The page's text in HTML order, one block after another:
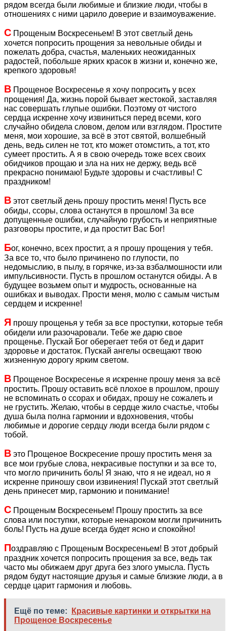
рядом всегда были любимые и близкие люди, чтобы в
отношениях с ними царило доверие и взаимоуважение.
С Прощеным Воскресеньем! В этот светлый день
хочется попросить прощения за невольные обиды и
пожелать добра, счастья, маленьких неожиданных
радостей, побольше ярких красок в жизни и, конечно же,
крепкого здоровья!
В Прощеное Воскресенье я хочу попросить у всех
прощения! Да, жизнь порой бывает жестокой, заставляя
нас совершать глупые ошибки. Поэтому от чистого
сердца искренне хочу извиниться перед всеми, кого
случайно обидела словом, делом или взглядом. Простите
меня, мои хорошие, за всё в этот святой, волшебный
день, ведь силен не тот, кто может отомстить, а тот, кто
сумеет простить. А я в свою очередь тоже всех своих
обидчиков прощаю и зла на них не держу, ведь всё
прекрасно понимаю! Будьте здоровы и счастливы! С
праздником!
В этот светлый день прошу простить меня! Пусть все
обиды, ссоры, слова останутся в прошлом! За все
допущенные ошибки, случайную грубость и неприятные
разговоры простите, и да простит Вас Бог!
Бог, конечно, всех простит, а я прошу прощения у тебя.
За все то, что было причинено по глупости, по
недомыслию, в пылу, в горячке, из-за взбалмошности или
импульсивности. Пусть в прошлом останутся обиды. А в
будущее возьмем опыт и мудрость, основанные на
ошибках и выводах. Прости меня, молю с самым чистым
сердцем и искренне!
Я прошу прощенья у тебя за все проступки, которые тебя
обидели или разочаровали. Тебе же дарю свое
прощенье. Пускай Бог оберегает тебя от бед и дарит
здоровье и достаток. Пускай ангелы освещают твою
жизненную дорогу ярким светом.
В Прощеное Воскресенье я искренне прошу меня за всё
простить. Прошу оставить всё плохое в прошлом, прошу
не вспоминать о ссорах и обидах, прошу не сожалеть и
не грустить. Желаю, чтобы в сердце жило счастье, чтобы
душа была полна гармонии и вдохновения, чтобы
любимые и дорогие сердцу люди всегда были рядом с
тобой.
В это Прощеное Воскресение прошу простить меня за
все мои грубые слова, некрасивые поступки и за все то,
что могло причинить боль! Я знаю, что я не идеал, но я
искренне приношу свои извинения! Пускай этот светлый
день принесет мир, гармонию и понимание!
С Прощеным Воскресеньем! Прошу простить за все
слова или поступки, которые ненароком могли причинить
боль! Пусть на душе всегда будет ясно и спокойно!
Поздравляю с Прощеным Воскресеньем! В этот добрый
праздник хочется попросить прощения за все, ведь так
часто мы обижаем друг друга без злого умысла. Пусть
рядом будут настоящие друзья и самые близкие люди, а в
сердце царит гармония и любовь.
Ещё по теме:
Красивые картинки и открытки на
Прощеное Воскресенье